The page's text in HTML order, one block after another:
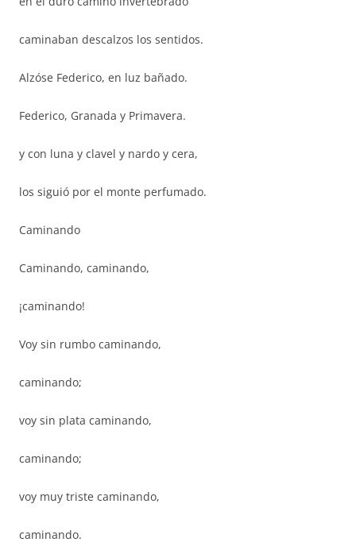
caminaban descalzos los sentidos.
Alzóse Federico, en luz bañado.
Federico, Granada y Primavera.
y con luna y clavel y nardo y cera,
los siguió por el monte perfumado.
Caminando
Caminando, caminando,
¡caminando!
Voy sin rumbo caminando,
caminando;
voy sin plata caminando,
caminando;
voy muy triste caminando,
caminando.